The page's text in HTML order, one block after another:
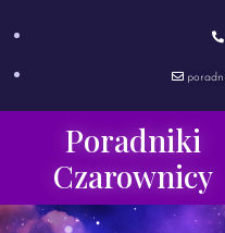
Poradniki
Czarownicy